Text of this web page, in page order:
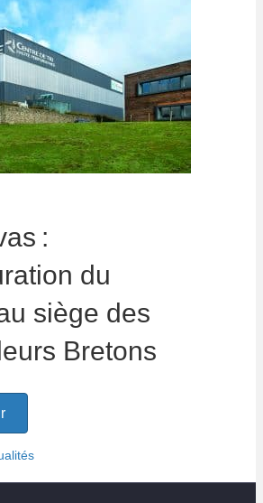
:
du
siège des
Bretons